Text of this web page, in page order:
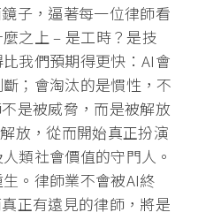
子， 逼著每一位律師看
之上 – 是工時？是技
我們預期得更快：AI會
；會淘汰的是慣性， 不
是被威脅，而是被解放
放，從而開始真正扮演
類社會價值的守門人。
。律師業不會被AI終
正有遠見的律師，將是